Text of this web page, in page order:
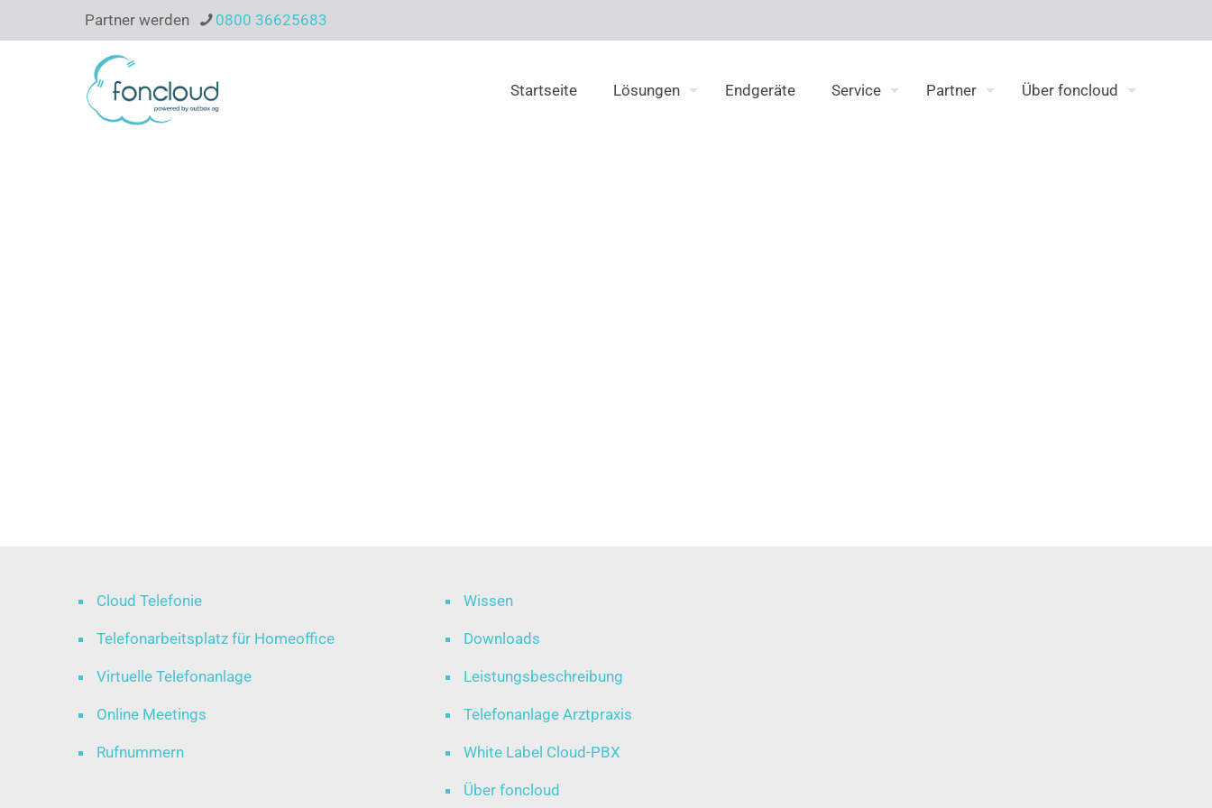
Partner werden 0800 36625683
Startseite Lösungen Endgeräte Service Partner Über foncloud
Cloud Telefonie
Telefonarbeitsplatz für Homeoffice
Virtuelle Telefonanlage
Online Meetings
Rufnummern
Wissen
Downloads
Leistungsbeschreibung
Telefonanlage Arztpraxis
White Label Cloud-PBX
Über foncloud